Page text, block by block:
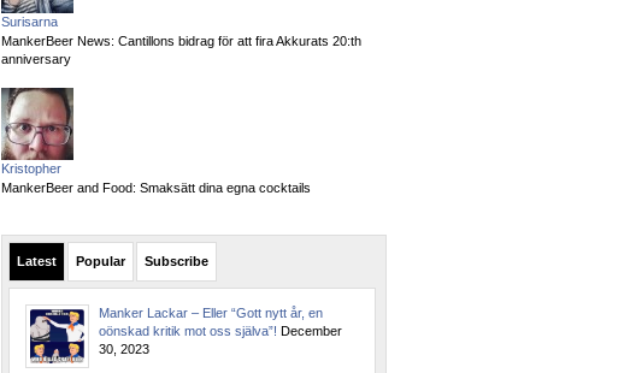
Surisarna
MankerBeer News: Cantillons bidrag för att fira Akkurats 20:th
anniversary
Kristopher
MankerBeer and Food: Smaksätt dina egna cocktails
Latest Popular Subscribe
Manker Lackar – Eller “Gott nytt år, en
oönskad kritik mot oss själva”! December
30, 2023